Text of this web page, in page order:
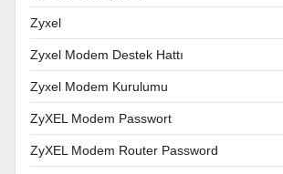
Zyxel
Zyxel Modem Destek Hattı
Zyxel Modem Kurulumu
ZyXEL Modem Passwort
ZyXEL Modem Router Password